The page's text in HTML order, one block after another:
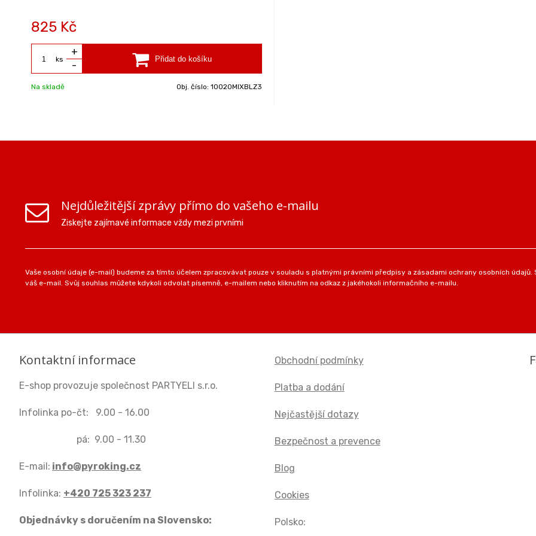
825 Kč
ks
+
-
Na skladě Obj. číslo: 10020MIXBLZ3
Nejdůležitější zprávy přímo do vašeho e-mailu
Ziskejte zajímavé informace vždy mezi prvními
Vaše osobní údaje (e-mail) budeme za tímto účelem zpracovávat pouze v souladu s platnými právními předpisy a zásadami ochrany osobních
váš e-mail. Svůj souhlas můžete kdykoli odvolat písemně, e-mailem nebo kliknutím na odkaz z jakéhokoli informačního e-mailu.
Kontaktní informace
E-shop provozuje společnost PARTYELI s.r.o.
Infolinka po-čt: 9.00 - 16.00
pá: 9.00 - 11.30
E-mail: info@pyroking.cz
Infolinka: +420 725 323 237
Objednávky s doručením na Slovensko:
Obchodní podmínky
Platba a dodání
Nejčastější dotazy
Bezpečnost a prevence
Blog
Cookies
Polsko: